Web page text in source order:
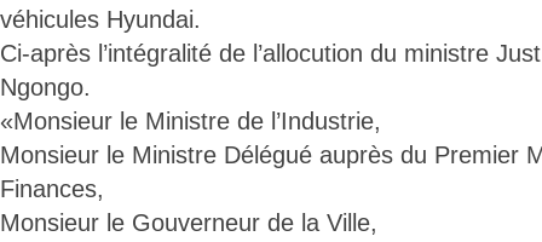
véhicules Hyundai.
Ci-après l’intégralité de l’allocution du ministre
Ngongo.
«Monsieur le Ministre de l’Industrie,
Monsieur le Ministre Délégué auprès du Premier
Finances,
Monsieur le Gouverneur de la Ville,